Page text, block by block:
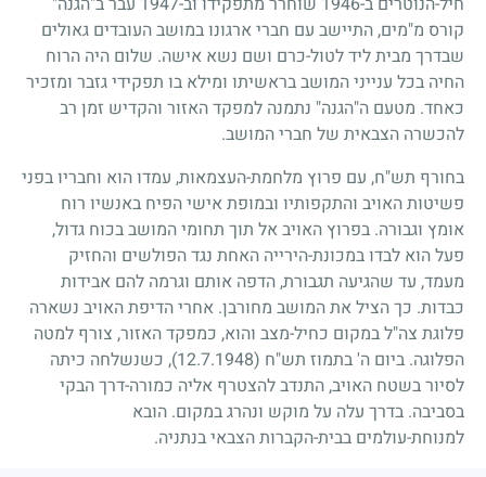
קורס מ"מים, התיישב עם חברי ארגונו במושב העובדים גאולים
שבדרך מבית ליד לטול-כרם ושם נשא אישה. שלום היה הרוח
החיה בכל ענייני המושב בראשיתו ומילא בו תפקידי גזבר ומזכיר
כאחד. מטעם ה"הגנה" נתמנה למפקד האזור והקדיש זמן רב
להכשרה הצבאית של חברי המושב.
בחורף תש"ח, עם פרוץ מלחמת-העצמאות, עמדו הוא וחבריו בפני
פשיטות האויב והתקפותיו ובמופת אישי הפיח באנשיו רוח
אומץ וגבורה. בפרוץ האויב אל תוך תחומי המושב בכוח גדול,
פעל הוא לבדו במכונת-הירייה האחת נגד הפולשים והחזיק
מעמד, עד שהגיעה תגבורת, הדפה אותם וגרמה להם אבידות
כבדות. כך הציל את המושב מחורבן. אחרי הדיפת האויב נשארה
פלוגת צה"ל במקום כחיל-מצב והוא, כמפקד האזור, צורף למטה
הפלוגה. ביום ה' בתמוז תש"ח (12.7.1948)
, כשנשלחה כיתה
לסיור בשטח האויב, התנדב להצטרף אליה כמורה-דרך הבקי
בסביבה. בדרך עלה על מוקש ונהרג במקום. הובא
למנוחת-עולמים בבית-הקברות הצבאי בנתניה.